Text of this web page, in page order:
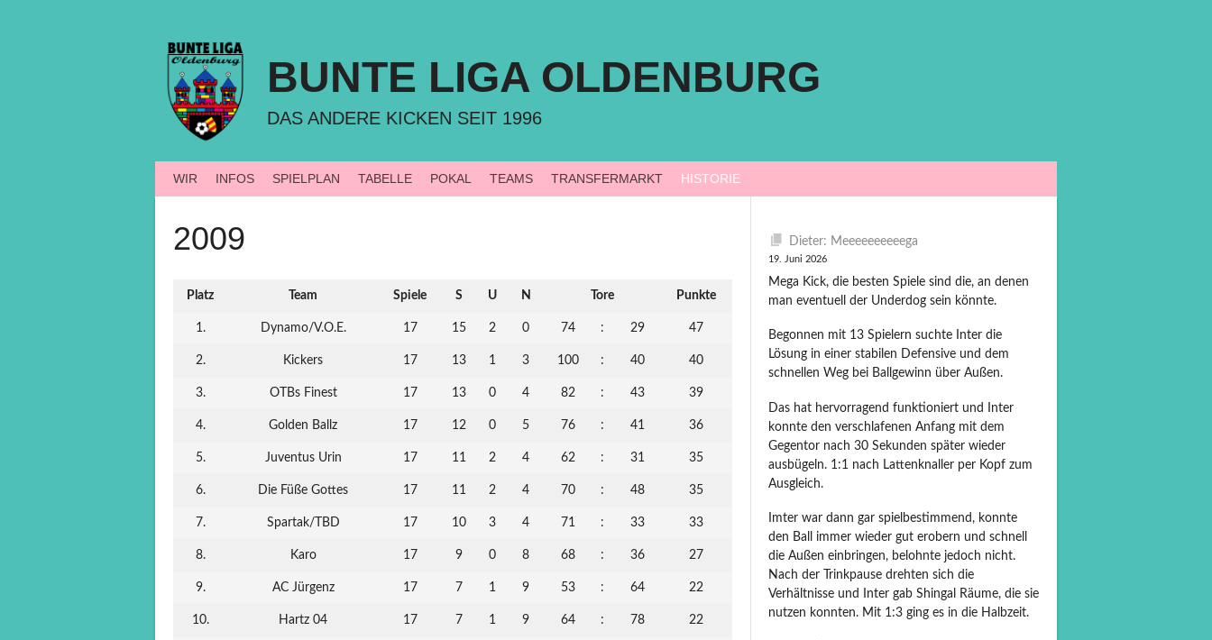
BUNTE LIGA OLDENBURG
DAS ANDERE KICKEN SEIT 1996
WIR INFOS SPIELPLAN TABELLE POKAL TEAMS TRANSFERMARKT HISTORIE
2009
Platz Team Spiele S U N Tore Punkte
1. Dynamo/V.O.E. 17 15 2 0 74 : 29 47
2. Kickers 17 13 1 3 100 : 40 40
3. OTBs Finest 17 13 0 4 82 : 43 39
4. Golden Ballz 17 12 0 5 76 : 41 36
5. Juventus Urin 17 11 2 4 62 : 31 35
6. Die Füße Gottes 17 11 2 4 70 : 48 35
7. Spartak/TBD 17 10 3 4 71 : 33 33
8. Karo 17 9 0 8 68 : 36 27
9. AC Jürgenz 17 7 1 9 53 : 64 22
10. Hartz 04 17 7 1 9 64 : 78 22
Dieter: Meeeeeeeeeega
19. Juni 2026
Mega Kick, die besten Spiele sind die, an denen
man eventuell der Underdog sein könnte.
Begonnen mit 13 Spielern suchte Inter die
Lösung in einer stabilen Defensive und dem
schnellen Weg bei Ballgewinn über Außen.
Das hat hervorragend funktioniert und Inter
konnte den verschlafenen Anfang mit dem
Gegentor nach 30 Sekunden später wieder
ausbügeln. 1:1 nach Lattenknaller per Kopf zum
Ausgleich.
Imter war dann gar spielbestimmend, konnte
den Ball immer wieder gut erobern und schnell
die Außen einbringen, belohnte jedoch nicht.
Nach der Trinkpause drehten sich die
Verhältnisse und Inter gab Shingal Räume, die sie
nutzen konnten. Mit 1:3 ging es in die Halbzeit.